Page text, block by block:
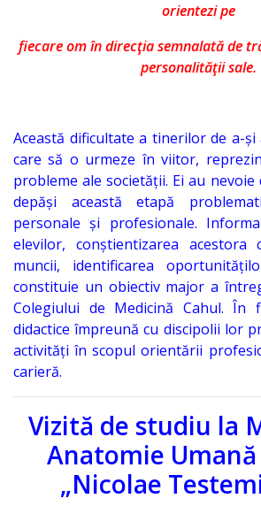
акты
Secții
Secția
didactică
Nr.1
Secția
didactică
Nr.2
Secția
didactică
PRI
orientezi pe
fiecare om în direcţia semnalată de
personalităţii sale.
Această dificultate a tinerilor de a-
care să o urmeze în viitor,
probleme ale societății. Ei au
depăși această etapă
personale și profesionale.
elevilor, conștientizarea acestora
muncii, identificarea
constituie un obiectiv major a
Colegiului de Medicină Cahul. În
didactice împreună cu discipolii lor
activități în scopul orientării
carieră.
Vizită de studiu la
Anatomie Umană
„Nicolae